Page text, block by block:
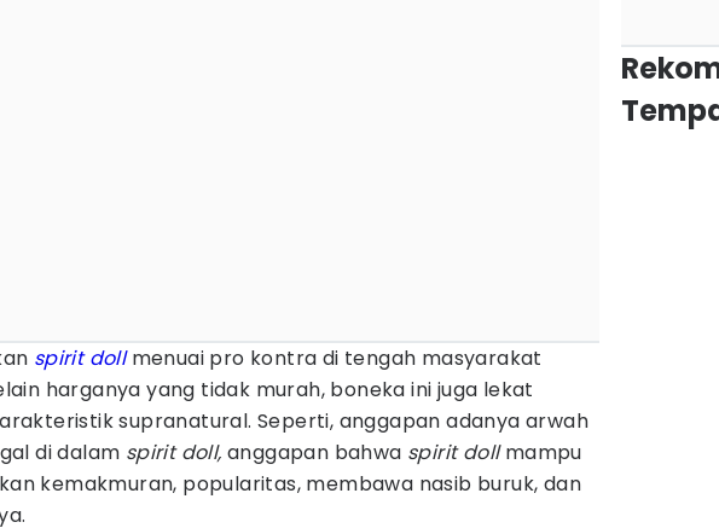
spirit dollmenuai pro kontra di tengah masyarakat
harganya yang tidak murah, boneka ini juga lekat
supranatural. Seperti, anggapan adanya arwah
di dalam spirit doll, anggapan bahwa spirit dollmampu
kemakmuran, popularitas, membawa nasib buruk, dan